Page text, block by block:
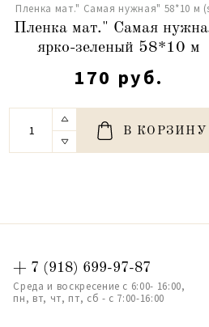
Пленка мат." Самая нужная" 58*10 м
Пленка мат." Самая
ярко-зеленый 58*10 м
170 руб.
В КОРЗИНУ
+ 7 (918) 699-97-87
Среда и воскресение с 6:00- 16:00,
пн, вт, чт, пт, сб - с 7:00-16:00